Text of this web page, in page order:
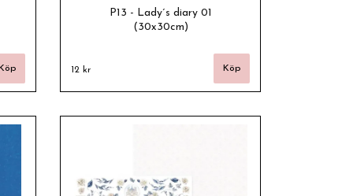
P13 - Lady´s diary 01
(30x30cm)
12 kr